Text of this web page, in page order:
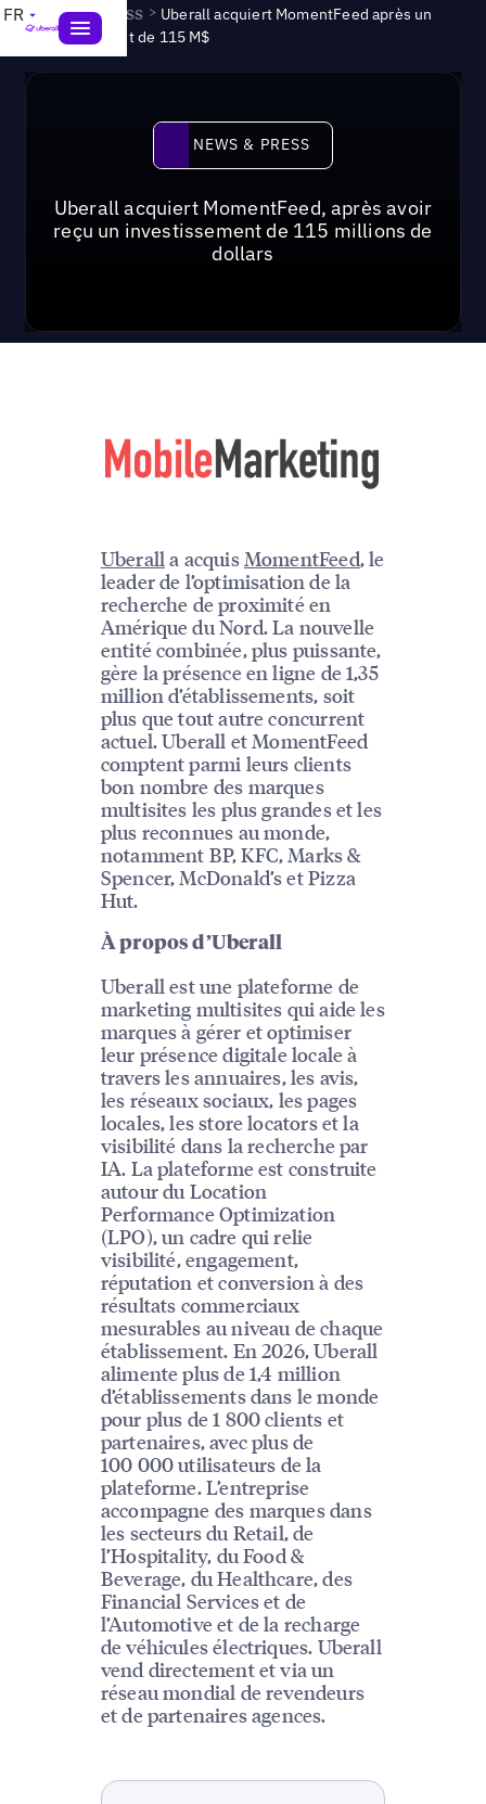
FR News & Press > Uberall acquiert MomentFeed après un
investissement de 115 M$
News & Press
NEWS & PRESS
Uberall acquiert MomentFeed, après avoir
reçu un investissement de 115 millions de
dollars
Uberall a acquis MomentFeed, le
leader de l’optimisation de la
recherche de proximité en
Amérique du Nord. La nouvelle
entité combinée, plus puissante,
gère la présence en ligne de 1,35
million d’établissements, soit
plus que tout autre concurrent
actuel. Uberall et MomentFeed
comptent parmi leurs clients
bon nombre des marques
multisites les plus grandes et les
plus reconnues au monde,
notamment BP, KFC, Marks &
Spencer, McDonald’s et Pizza
Hut.
À propos d’Uberall
Uberall est une plateforme de
marketing multisites qui aide les
marques à gérer et optimiser
leur présence digitale locale à
travers les annuaires, les avis,
les réseaux sociaux, les pages
locales, les store locators et la
visibilité dans la recherche par
IA. La plateforme est construite
autour du Location
Performance Optimization
(LPO), un cadre qui relie
visibilité, engagement,
réputation et conversion à des
résultats commerciaux
mesurables au niveau de chaque
établissement. En 2026, Uberall
alimente plus de 1,4 million
d’établissements dans le monde
pour plus de 1 800 clients et
partenaires, avec plus de
100 000 utilisateurs de la
plateforme. L’entreprise
accompagne des marques dans
les secteurs du Retail, de
l’Hospitality, du Food &
Beverage, du Healthcare, des
Financial Services et de
l’Automotive et de la recharge
de véhicules électriques. Uberall
vend directement et via un
réseau mondial de revendeurs
et de partenaires agences.